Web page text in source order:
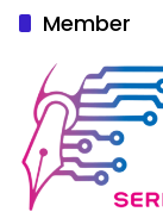
Member